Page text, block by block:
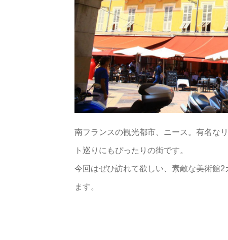
南フランスの観光都市、ニース。有名な
ト巡りにもぴったりの街です。
今回はぜひ訪れて欲しい、素敵な美術館
ます。